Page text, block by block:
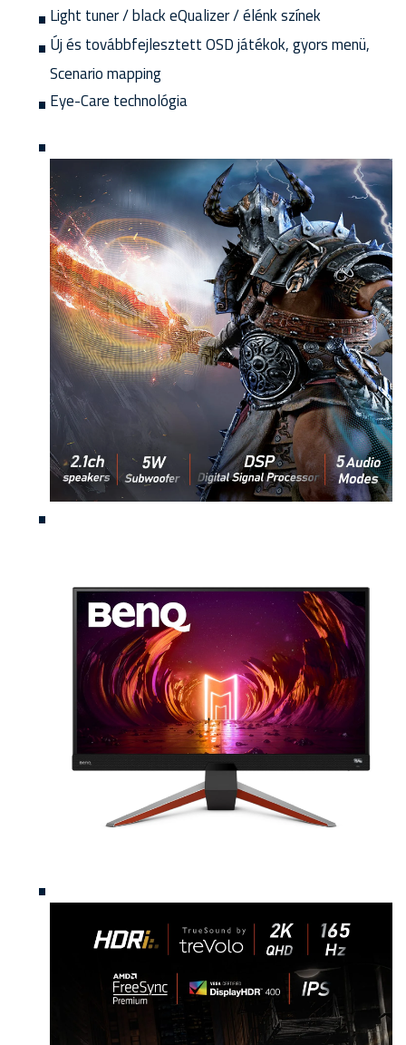
Light tuner / black eQualizer / élénk színek
Új és továbbfejlesztett OSD játékok, gyors menü,
Scenario mapping
Eye-Care technológia